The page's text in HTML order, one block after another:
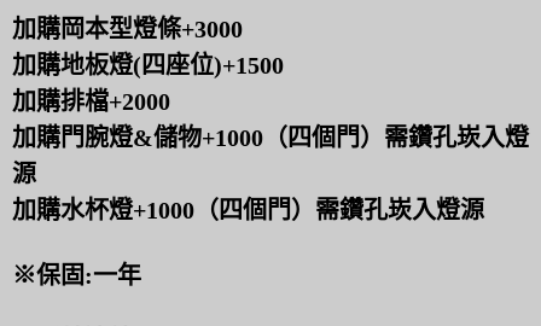
加購岡本型燈條+3000
加購地板燈(四座位)+1500
加購排檔+2000
加購門腕燈&儲物+1000（四個門）需鑽孔崁入燈
源
加購水杯燈+1000（四個門）需鑽孔崁入燈源
※保固:一年